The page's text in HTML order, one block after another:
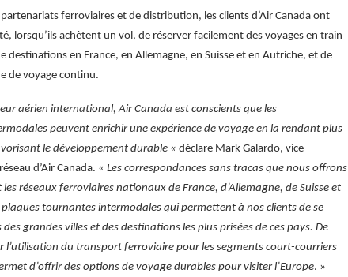
ferroviaires et de distribution, les clients d’Air Canada ont
lorsqu’ils achètent un vol, de réserver facilement des voyages en train
destinations en France, en Allemagne, en Suisse et en Autriche, et de
de voyage continu.
aérien international, Air Canada est conscients que les
peuvent enrichir une expérience de voyage en la rendant plus
le développement durable « déclare Mark Galardo, vice-
d’Air Canada. « Les correspondances sans tracas que nous offrons
réseaux ferroviaires nationaux de France, d’Allemagne, de Suisse et
plaques tournantes intermodales qui permettent à nos clients de se
grandes villes et des destinations les plus prisées de ces pays. De
l’utilisation du transport ferroviaire pour les segments court-courriers
d’offrir des options de voyage durables pour visiter l’Europe. »